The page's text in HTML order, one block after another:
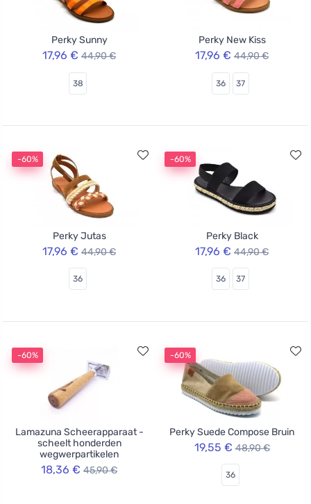
Perky Sunny
17,96 € 44,90 €
38
Perky New Kiss
17,96 € 44,90 €
36 37
-60%
Perky Jutas
17,96 € 44,90 €
36
-60%
Perky Black
17,96 € 44,90 €
36 37
-60%
Lamazuna Scheerapparaat -
scheelt honderden
wegwerpartikelen
18,36 € 45,90 €
-60%
Perky Suede Compose Bruin
19,55 € 48,90 €
36